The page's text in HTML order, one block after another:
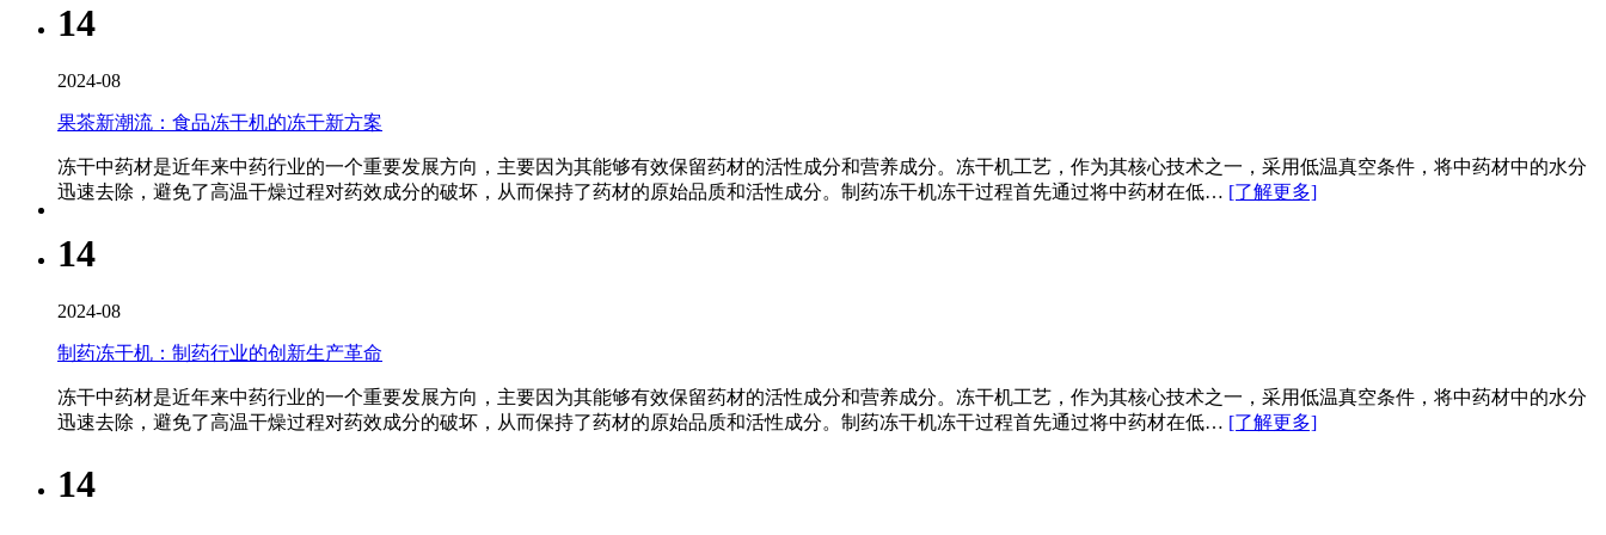
14
2024-08
果茶新潮流：食品冻干机的冻干新方案
冻干中药材是近年来中药行业的一个重要发展方向，主要因为其能够有效保留药材的活性成分和营养成分。冻干机工艺，作为其核心技术之一，采用低温真空条件，将中药材中的水分
迅速去除，避免了高温干燥过程对药效成分的破坏，从而保持了药材的原始品质和活性成分。制药冻干机冻干过程首先通过将中药材在低… [了解更多]
14
2024-08
制药冻干机：制药行业的创新生产革命
冻干中药材是近年来中药行业的一个重要发展方向，主要因为其能够有效保留药材的活性成分和营养成分。冻干机工艺，作为其核心技术之一，采用低温真空条件，将中药材中的水分
迅速去除，避免了高温干燥过程对药效成分的破坏，从而保持了药材的原始品质和活性成分。制药冻干机冻干过程首先通过将中药材在低… [了解更多]
14